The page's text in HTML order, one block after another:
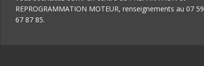
REPROGRAMMATION MOTEUR, renseignements au 07 59
67 87 85.